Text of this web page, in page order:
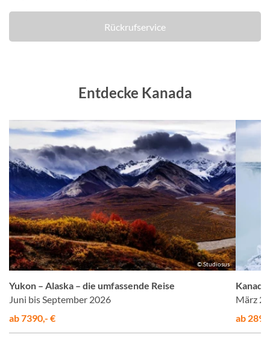
Rückrufservice
Entdecke Kanada
© Studiosus
Yukon – Alaska – die umfassende Reise
Juni bis September 2026
ab 7390,- €
März
ab